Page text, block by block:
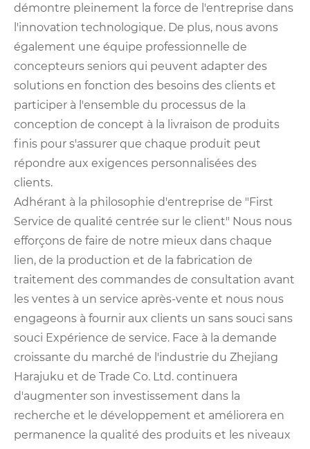
démontre pleinement la force de l'entreprise dans
l'innovation technologique. De plus, nous avons
également une équipe professionnelle de
concepteurs seniors qui peuvent adapter des
solutions en fonction des besoins des clients et
participer à l'ensemble du processus de la
conception de concept à la livraison de produits
finis pour s'assurer que chaque produit peut
répondre aux exigences personnalisées des
clients.
Adhérant à la philosophie d'entreprise de "First
Service de qualité centrée sur le client" Nous nous
efforçons de faire de notre mieux dans chaque
lien, de la production et de la fabrication de
traitement des commandes de consultation avant
les ventes à un service après-vente et nous nous
engageons à fournir aux clients un sans souci sans
souci Expérience de service. Face à la demande
croissante du marché de l'industrie du Zhejiang
Harajuku et de Trade Co. Ltd. continuera
d'augmenter son investissement dans la
recherche et le développement et améliorera en
permanence la qualité des produits et les niveaux